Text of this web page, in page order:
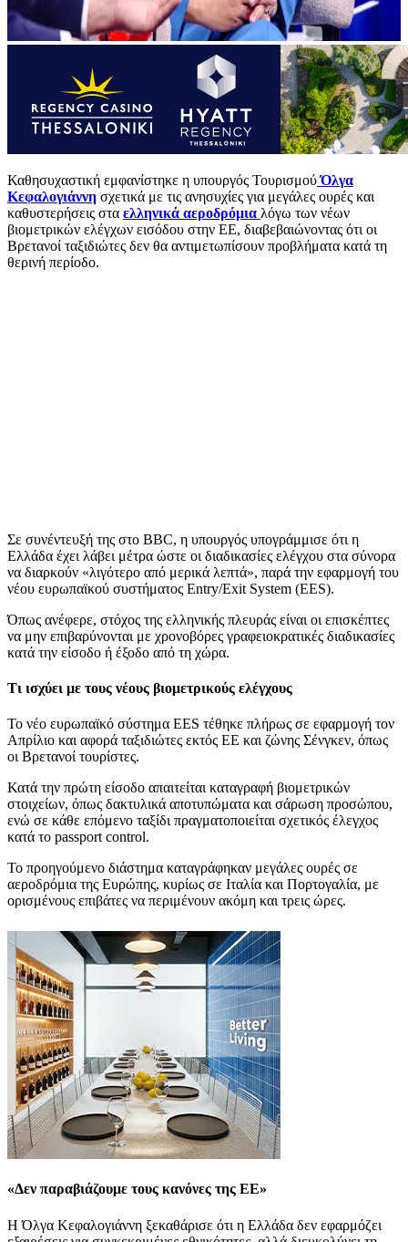
Καθησυχαστική εμφανίστηκε η υπουργός ΤουρισμούΌλγα
Κεφαλογιάννη σχετικά με τις ανησυχίες για μεγάλες ουρές και
καθυστερήσεις στα ελληνικά αεροδρόμια λόγω των νέων
βιομετρικών ελέγχων εισόδου στην ΕΕ, διαβεβαιώνοντας ότι οι
Βρετανοί ταξιδιώτες δεν θα αντιμετωπίσουν προβλήματα κατά τη
θερινή περίοδο.
Σε συνέντευξή της στο BBC, η υπουργός υπογράμμισε ότι η
Ελλάδα έχει λάβει μέτρα ώστε οι διαδικασίες ελέγχου στα σύνορα
να διαρκούν «λιγότερο από μερικά λεπτά», παρά την εφαρμογή του
νέου ευρωπαϊκού συστήματος Entry/Exit System (EES).
Όπως ανέφερε, στόχος της ελληνικής πλευράς είναι οι επισκέπτες
να μην επιβαρύνονται με χρονοβόρες γραφειοκρατικές διαδικασίες
κατά την είσοδο ή έξοδο από τη χώρα.
Τι ισχύει με τους νέους βιομετρικούς ελέγχους
Το νέο ευρωπαϊκό σύστημα EES τέθηκε πλήρως σε εφαρμογή τον
Απρίλιο και αφορά ταξιδιώτες εκτός ΕΕ και ζώνης Σένγκεν, όπως
οι Βρετανοί τουρίστες.
Κατά την πρώτη είσοδο απαιτείται καταγραφή βιομετρικών
στοιχείων, όπως δακτυλικά αποτυπώματα και σάρωση προσώπου,
ενώ σε κάθε επόμενο ταξίδι πραγματοποιείται σχετικός έλεγχος
κατά το passport control.
Το προηγούμενο διάστημα καταγράφηκαν μεγάλες ουρές σε
αεροδρόμια της Ευρώπης, κυρίως σε Ιταλία και Πορτογαλία, με
ορισμένους επιβάτες να περιμένουν ακόμη και τρεις ώρες.
«Δεν παραβιάζουμε τους κανόνες της ΕΕ»
Η Όλγα Κεφαλογιάννη ξεκαθάρισε ότι η Ελλάδα δεν εφαρμόζει